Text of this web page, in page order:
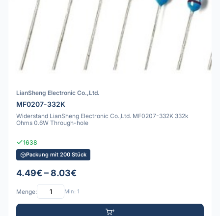
LianSheng Electronic Co.,Ltd.
MF0207-332K
Widerstand LianSheng Electronic Co.,Ltd. MF0207-332K 332k
Ohms 0.6W Through-hole
1638
Packung mit 200 Stück
4.49€ – 8.03€
Menge: Min: 1